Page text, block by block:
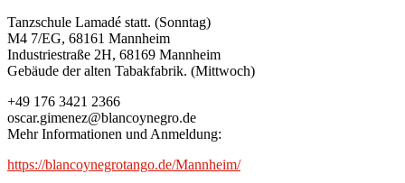
Tanzschule Lamadé statt. (Sonntag)
M4 7/EG, 68161 Mannheim
Industriestraße 2H, 68169 Mannheim
Gebäude der alten Tabakfabrik. (Mittwoch)
+49 176 3421 2366
oscar.gimenez@blancoynegro.de
Mehr Informationen und Anmeldung:
https://blancoynegrotango.de/Mannheim/